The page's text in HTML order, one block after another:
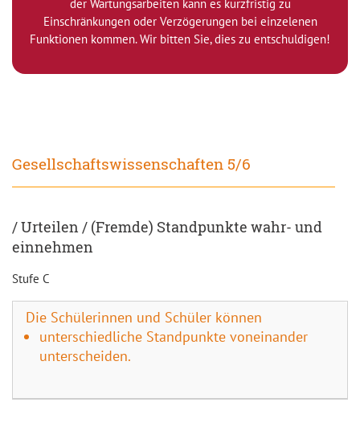
der Wartungsarbeiten kann es kurzfristig zu
Einschränkungen oder Verzögerungen bei einzelenen
Funktionen kommen. Wir bitten Sie, dies zu entschuldigen!
Gesellschaftswissenschaften 5/6
/ Urteilen / (Fremde) Standpunkte wahr- und
einnehmen
Stufe C
Die Schülerinnen und Schüler können
unterschiedliche Standpunkte voneinander
unterscheiden.